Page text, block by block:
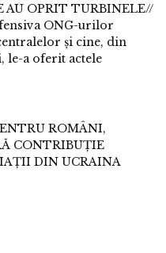
AU OPRIT TURBINELE//
ONG-urilor
și cine, din
le-a oferit actele
ROMÂNI,
CONTRIBUȚIE
DIN UCRAINA